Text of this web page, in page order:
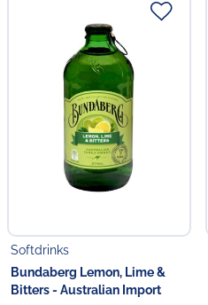
Softdrinks
Bundaberg Lemon, Lime &
Bitters - Australian Import